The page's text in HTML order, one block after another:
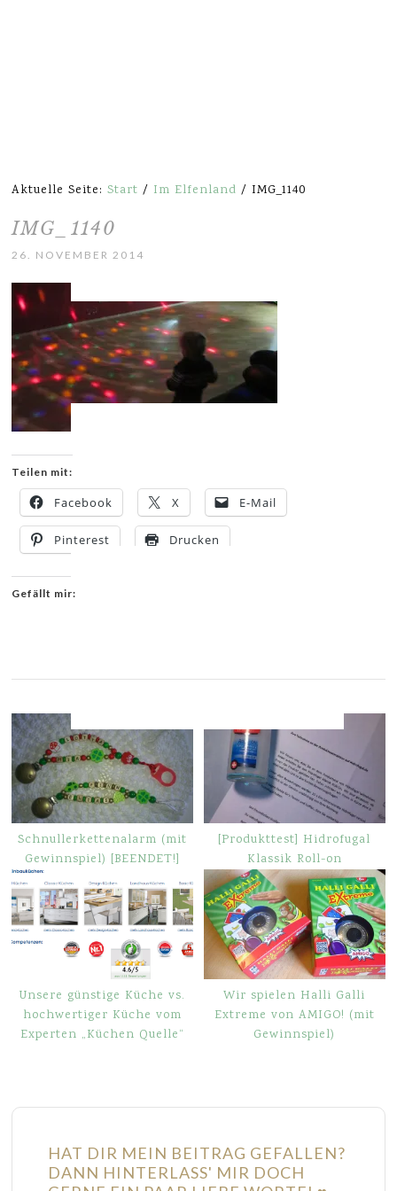
Aktuelle Seite:Start / Im Elfenland/ IMG_1140
IMG_1140
26. NOVEMBER 2014
Teilen mit:
Facebook X E-Mail
Pinterest Drucken
Gefällt mir:
Schnullerkettenalarm (mit
Gewinnspiel) [BEENDET!]
[Produkttest] Hidrofugal
Klassik Roll-on
Unsere günstige Küche vs.
hochwertiger Küche vom
Experten „Küchen Quelle“
Wir spielen Halli Galli
Extreme von AMIGO! (mit
Gewinnspiel)
HAT DIR MEIN BEITRAG GEFALLEN?
DANN HINTERLASS' MIR DOCH